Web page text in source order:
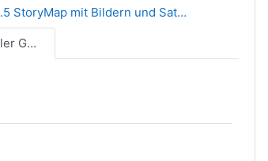
A 4.5 StoryMap mit Bildern und Satellitenbildern
A 9.1 Textarbeit/ sprachsensibler GW-Unterricht mit digitalen Tools